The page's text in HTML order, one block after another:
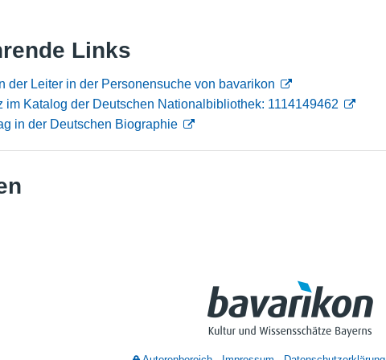
Links
der Leiter in der Personensuche von bavarikon
im Katalog der Deutschen Nationalbibliothek: 1114149462
in der Deutschen Biographie